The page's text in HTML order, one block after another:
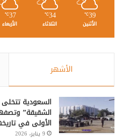
39
℃
الأثنين
34
℃
الثلاثاء
37
℃
الأربعاء
الأشهر
السعودية تتخلى
الشقيقة”
الأولى في
9 يناير، 2026